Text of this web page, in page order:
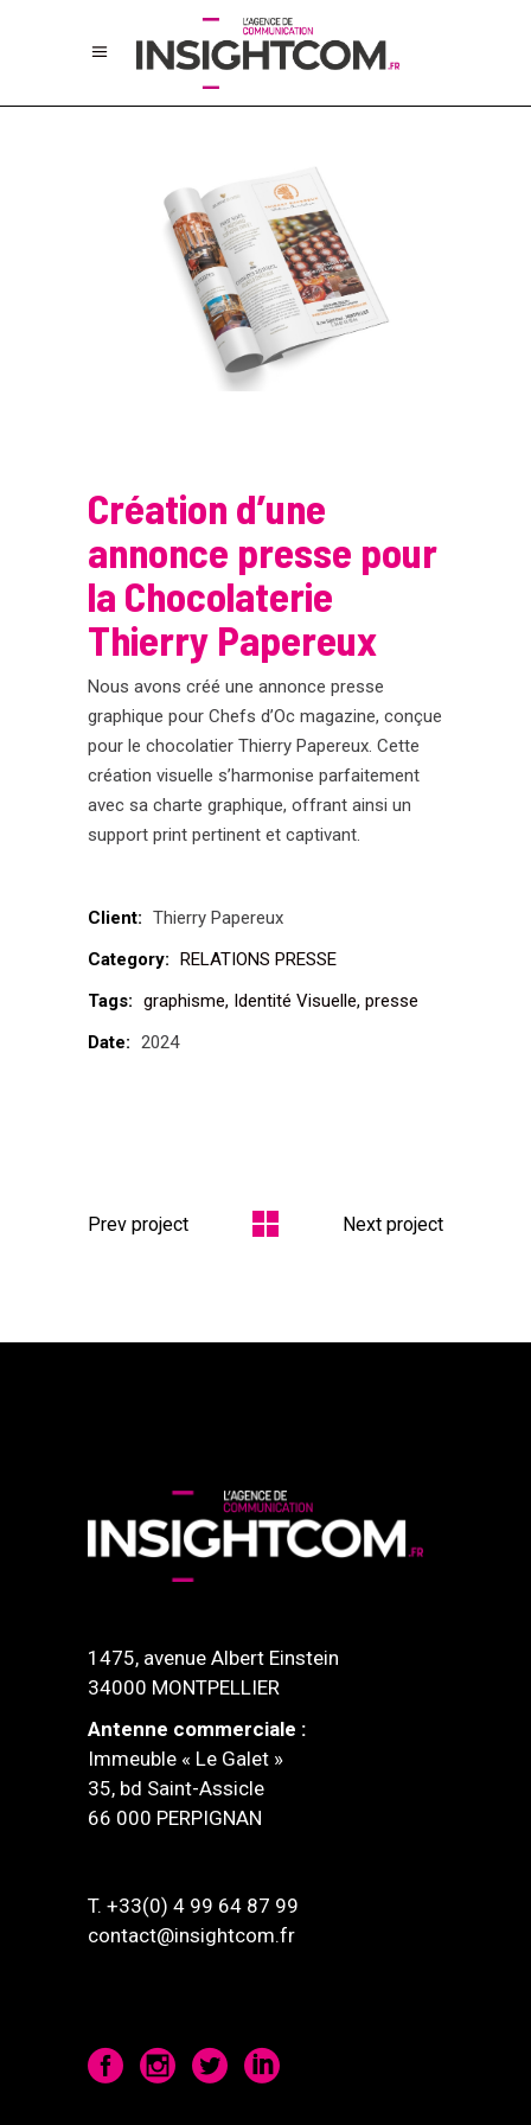
Création d’une
annonce presse pour
la Chocolaterie
Thierry Papereux
Nous avons créé une annonce presse
graphique pour Chefs d’Oc magazine, conçue
pour le chocolatier Thierry Papereux. Cette
création visuelle s’harmonise parfaitement
avec sa charte graphique, offrant ainsi un
support print pertinent et captivant.
Client: Thierry Papereux
Category: RELATIONS PRESSE
Tags: graphisme Identité Visuelle presse
Date: 2024
Prev project Next project
1475, avenue Albert Einstein
34000 MONTPELLIER
Antenne commerciale :
Immeuble « Le Galet »
35, bd Saint-Assicle
66 000 PERPIGNAN
T. +33(0) 4 99 64 87 99
contact@insightcom.fr